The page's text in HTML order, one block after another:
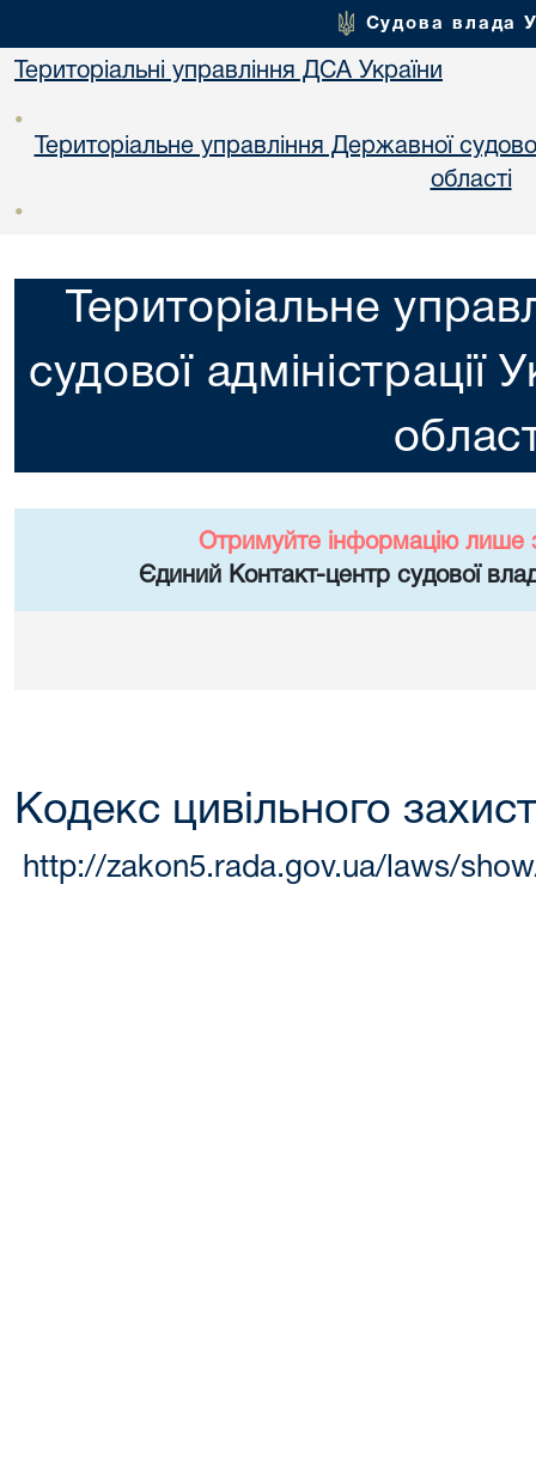
Судова влада
Територіальні управління ДСА України
•
Територіальне управління Державної
областi
•
Територіальне
судової адміністрації
Отримуйте інформацію лише
Єдиний Контакт-центр судової
Кодекс цивільного
http://zakon5.rada.gov.ua/laws/